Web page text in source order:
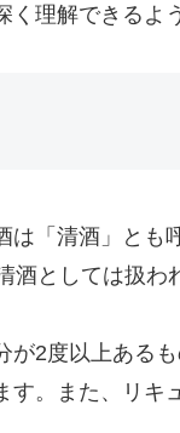
く理解できるよ
「清酒」と
酒としては扱わ
2度以上ある
。また、リ